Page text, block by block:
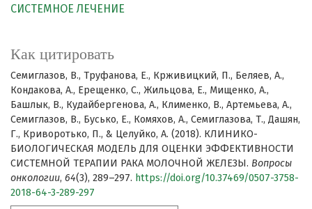
СИСТЕМНОЕ ЛЕЧЕНИЕ
Как цитировать
Семиглазов, В., Труфанова, Е., Крживицкий, П., Беляев, А.,
Кондакова, А., Ерещенко, С., Жильцова, Е., Мищенко, А.,
Башлык, В., Кудайбергенова, А., Клименко, В., Артемьева, А.,
Семиглазов, В., Бусько, Е., Комяхов, А., Семиглазова, Т., Дашян,
Г., Криворотько, П., & Целуйко, А. (2018). КЛИНИКО-
БИОЛОГИЧЕСКАЯ МОДЕЛЬ ДЛЯ ОЦЕНКИ ЭФФЕКТИВНОСТИ
СИСТЕМНОЙ ТЕРАПИИ РАКА МОЛОЧНОЙ ЖЕЛЕЗЫ. Вопросы
онкологии, 64(3), 289–297. https://doi.org/10.37469/0507-3758-
2018-64-3-289-297